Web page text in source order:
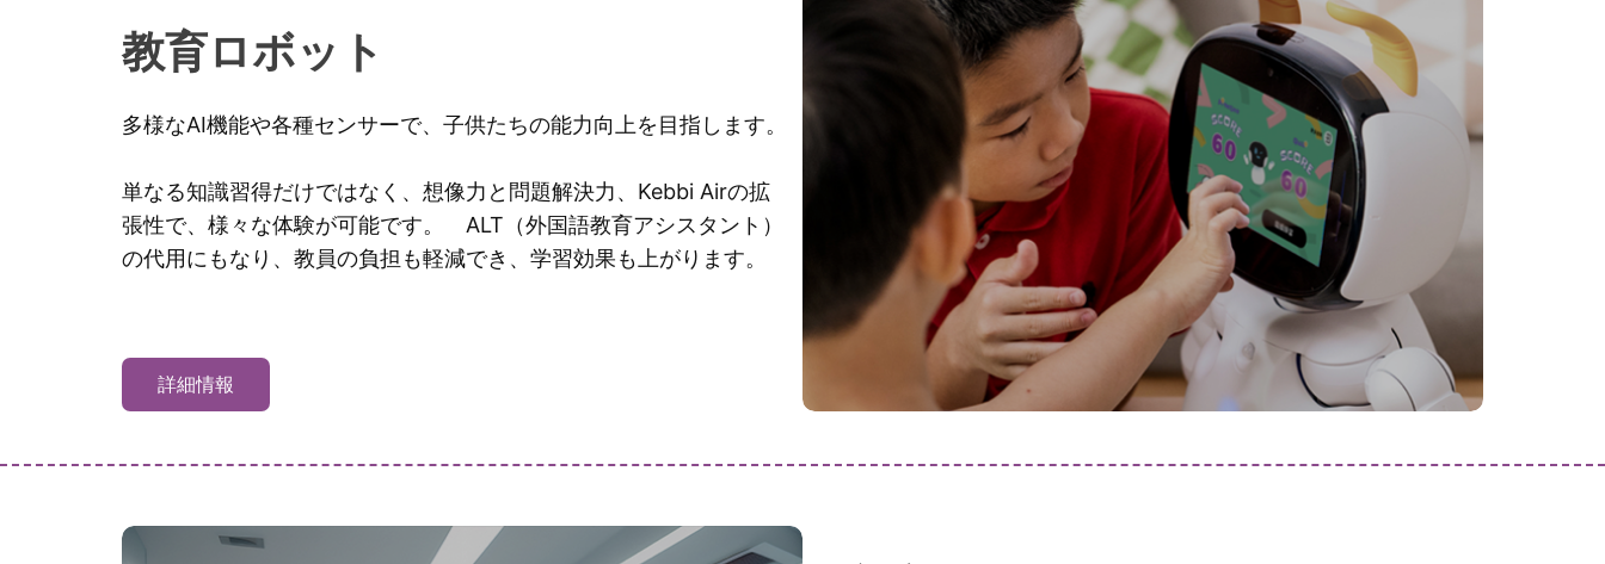
教育ロボット
多様なAI機能や各種センサーで、子供たちの能力向上を目指します。
単なる知識習得だけではなく、想像力と問題解決力、Kebbi Airの拡
張性で、様々な体験が可能です。 ALT（外国語教育アシスタント）
の代用にもなり、教員の負担も軽減でき、学習効果も上がります。
詳細情報